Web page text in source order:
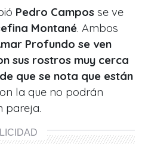
Pedro Campos se ve
Montané. Ambos
Profundo se ven
sus rostros muy cerca
que se nota que están
la que no podrán
pareja.